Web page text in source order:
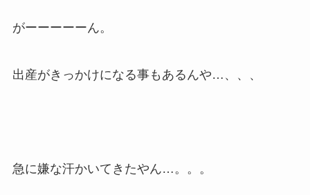
がーーーーーん。
出産がきっかけになる事もあるんや…、、、
急に嫌な汗かいてきたやん…。。。